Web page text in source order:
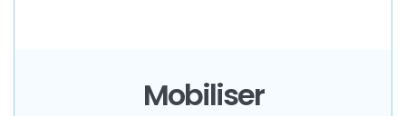
Mobiliser